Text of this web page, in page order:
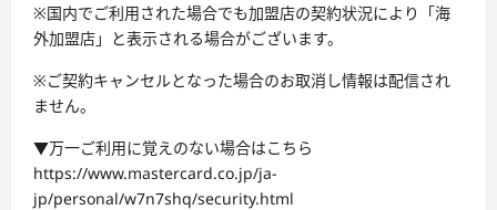
※国内でご利用された場合でも加盟店の契約状況により「海
外加盟店」と表示される場合がございます。
※ご契約キャンセルとなった場合のお取消し情報は配信され
ません。
▼万一ご利用に覚えのない場合はこちら
https://www.mastercard.co.jp/ja-
jp/personal/w7n7shq/security.html